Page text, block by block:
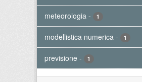
meteorologia - 1
modellistica numerica - 1
previsione - 1